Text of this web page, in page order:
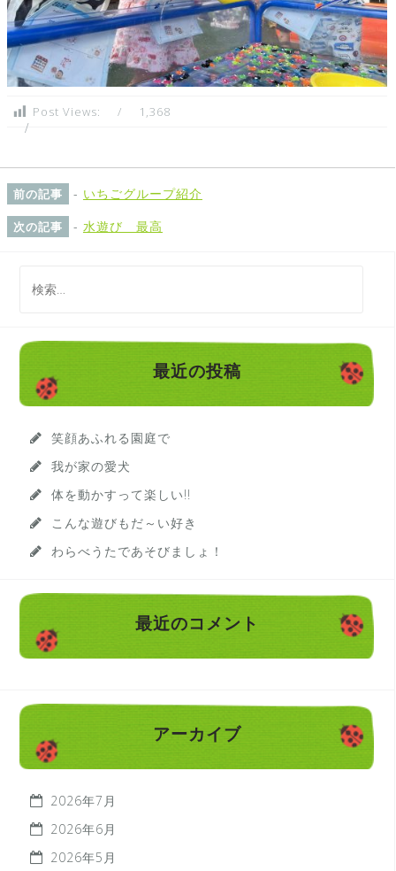
Post Views: 1,368
前の記事 - いちごグループ紹介
次の記事 - 水遊び 最高
最近の投稿
笑顔あふれる園庭で
我が家の愛犬
体を動かすって楽しい!!
こんな遊びもだ～い好き
わらべうたであそびましょ！
最近のコメント
アーカイブ
2026年7月
2026年6月
2026年5月